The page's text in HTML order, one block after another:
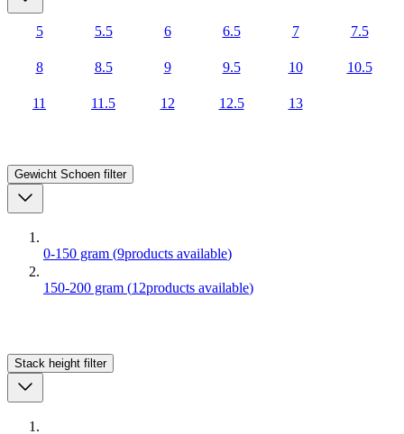
5 5.5 6 6.5 7 7.5
8 8.5 9 9.5 10 10.5
11 11.5 12 12.5 13
Gewicht Schoen filter
0-150 gram (9products available)
150-200 gram (12products available)
Stack height filter